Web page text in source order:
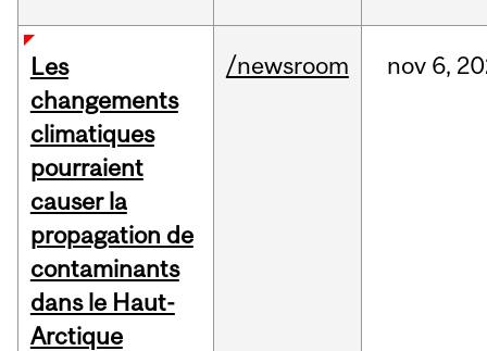
Les
changements
climatiques
pourraient
causer la
propagation de
contaminants
dans le Haut-
Arctique
/newsroom nov 6,